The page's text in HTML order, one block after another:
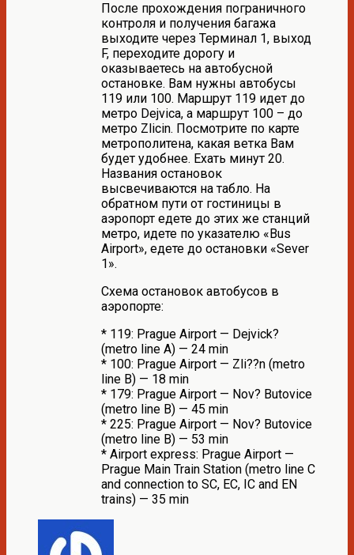
После прохождения пограничного
контроля и получения багажа
выходите через Терминал 1, выход
F, переходите дорогу и
оказываетесь на автобусной
остановке. Вам нужны автобусы
119 или 100. Маршрут 119 идет до
метро Dejvica, а маршрут 100 – до
метро Zlicin. Посмотрите по карте
метрополитена, какая ветка Вам
будет удобнее. Ехать минут 20.
Названия остановок
высвечиваются на табло. На
обратном пути от гостиницы в
аэропорт едете до этих же станций
метро, идете по указателю «Bus
Airport», едете до остановки «Sever
1».
Схема остановок автобусов в
аэропорте:
* 119: Prague Airport — Dejvick?
(metro line A) — 24 min
* 100: Prague Airport — Zli??n (metro
line B) — 18 min
* 179: Prague Airport — Nov? Butovice
(metro line B) — 45 min
* 225: Prague Airport — Nov? Butovice
(metro line B) — 53 min
* Airport express: Prague Airport —
Prague Main Train Station (metro line C
and connection to SC, EC, IC and EN
trains) — 35 min